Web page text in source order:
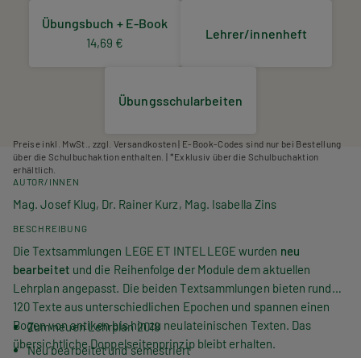
Übungsbuch + E-Book
14,69 €
Lehrer/innenheft
Übungsschularbeiten
Preise inkl. MwSt., zzgl. Versandkosten | E-Book-Codes sind nur bei Bestellung
über die Schulbuchaktion enthalten. | *Exklusiv über die Schulbuchaktion
erhältlich.
AUTOR/INNEN
Mag. Josef Klug, Dr. Rainer Kurz, Mag. Isabella Zins
BESCHREIBUNG
Die Textsammlungen LEGE ET INTELLEGE wurden neu
bearbeitet und die Reihenfolge der Module dem aktuellen
Lehrplan angepasst. Die beiden Textsammlungen bieten rund
120 Texte aus unterschiedlichen Epochen und spannen einen
Bogen von antiken bis hin zu neulateinischen Texten. Das
übersichtliche Doppelseitenprinzip bleibt erhalten.
Zum neuen Lehrplan 2018
Neu bearbeitet und semestriert